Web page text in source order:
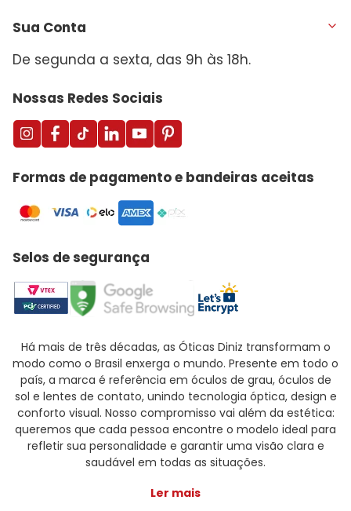
Sua Conta
De segunda a sexta, das 9h às 18h.
Nossas Redes Sociais
Formas de pagamento e bandeiras aceitas
Selos de segurança
Há mais de três décadas, as Óticas Diniz transformam o
modo como o Brasil enxerga o mundo. Presente em todo o
país, a marca é referência em óculos de grau, óculos de
sol e lentes de contato, unindo tecnologia óptica, design e
conforto visual. Nosso compromisso vai além da estética:
queremos que cada pessoa encontre o modelo ideal para
refletir sua personalidade e garantir uma visão clara e
saudável em todas as situações.
Ler mais